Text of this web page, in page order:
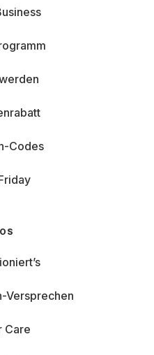
Codes
Versprechen
Care